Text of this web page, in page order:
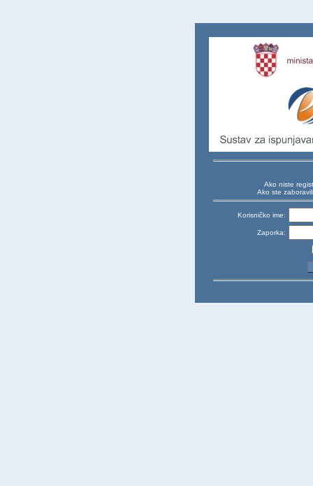
Ako niste
Ako ste
Korisničko ime:
Zaporka: